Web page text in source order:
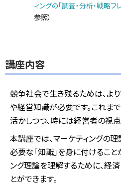
ィングの「調査・分析・戦略
参照）
講座内容
競争社会で生き残るためは、よ
や経営知識が必要です。これま
活かしつつ、時には経営者の視
本講座では、マーケティングの
必要な「知識」を身に付けること
ング理論を理解するために、経
とができます。